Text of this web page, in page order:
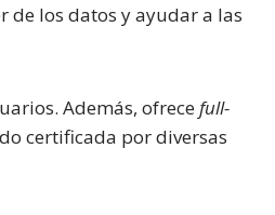
de los datos y ayudar a las
Además, ofrece full-
certificada por diversas